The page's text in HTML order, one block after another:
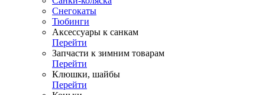
Снегокаты
Тюбинги
Аксессуары к санкам
Перейти
Запчасти к зимним товарам
Перейти
Клюшки, шайбы
Перейти